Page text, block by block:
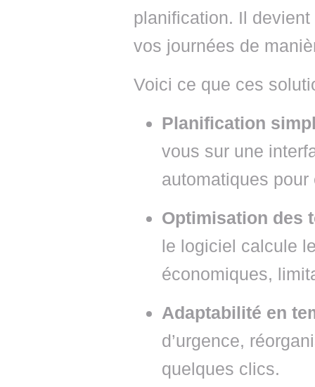
planification. Il
vos journées de
Voici ce que ces
Planification
vous sur une
automatiques
Optimisation des
le logiciel calcule
économiques,
Adaptabilité en
d’urgence,
quelques clics.